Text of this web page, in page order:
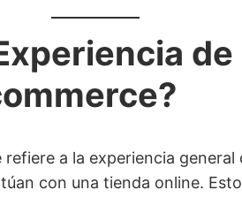
refiere a la experiencia general
con una tienda online.